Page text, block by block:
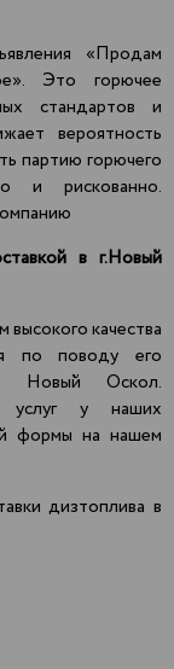
«Продам
Это горючее
стандартов и
вероятность
партию горючего
и рискованно.
в г.Новый
качества
по поводу его
Новый Оскол.
услуг у наших
формы на нашем
дизтоплива в